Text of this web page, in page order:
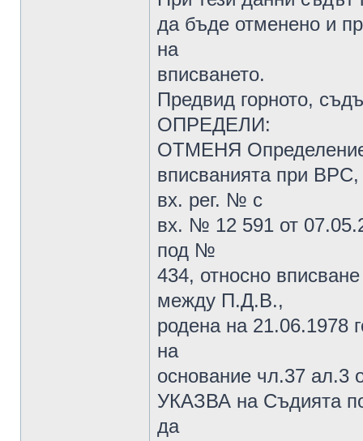
да бъде отменено и
на
вписването.
Предвид горното,
ОПРЕДЕЛИ:
ОТМЕНЯ
вписванията при ВРС,
вх. рег. № с
вх. № 12 591 от
под №
434, относно
между П.Д.В.,
родена на 21.06.1978
на
основание чл.37 ал.3
УКАЗВА на Съдията
да